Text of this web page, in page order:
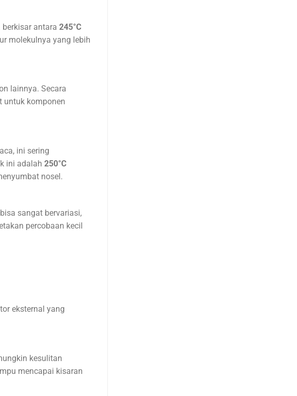
antara 245°C
molekulnya yang lebih
lainnya. Secara
untuk komponen
ini sering
ini adalah 250°C
nosel.
sangat bervariasi,
percobaan kecil
eksternal yang
kesulitan
mencapai kisaran